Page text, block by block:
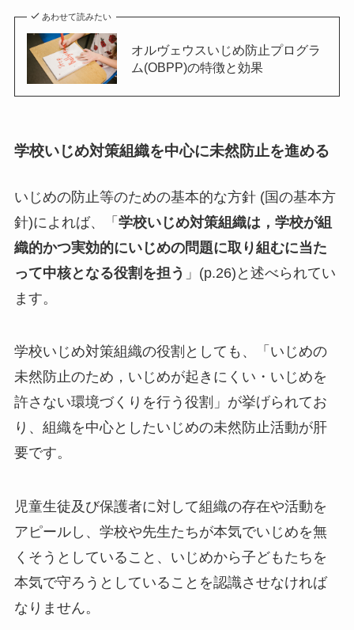
あわせて読みたい
オルヴェウスいじめ防止プログラ
ム(OBPP)の特徴と効果
学校いじめ対策組織を中心に未然防止を進める
いじめの防止等のための基本的な方針 (国の基本方
針)によれば、「 学校いじめ対策組織は，学校が組
織的かつ実効的にいじめの問題に取り組むに当た
って中核となる役割を担う 」(p.26)と述べられてい
ます。
学校いじめ対策組織の役割としても、「いじめの
未然防止のため，いじめが起きにくい・いじめを
許さない環境づくりを行う役割」が挙げられてお
り、組織を中心としたいじめの未然防止活動が肝
要です。
児童生徒及び保護者に対して組織の存在や活動を
アピールし、学校や先生たちが本気でいじめを無
くそうとしていること、いじめから子どもたちを
本気で守ろうとしていることを認識させなければ
なりません。